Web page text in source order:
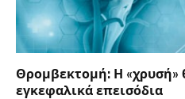
Θρομβεκτομή: Η «χρυσή»
εγκεφαλικά επεισόδια